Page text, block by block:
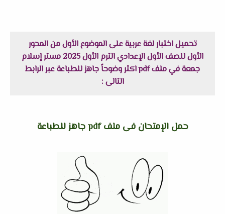
تحميل اختبار لغة عربية على الموضوع الأول من المحور
الأول للصف الأول الإعدادي الترم الأول 2025 مستر إسلام
جمعة في ملف pdf اكثر وضوحاً جاهز للطباعة عبر الرابط
التالى :
حمل الإمتحان فى ملف pdf جاهز للطباعة